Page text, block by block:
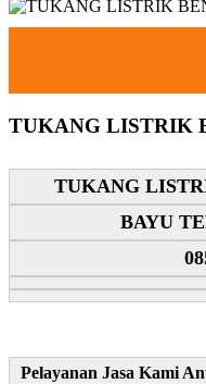
TUKANG LISTRIK
TUKANG
BAYU
Pelayanan Jasa Kami